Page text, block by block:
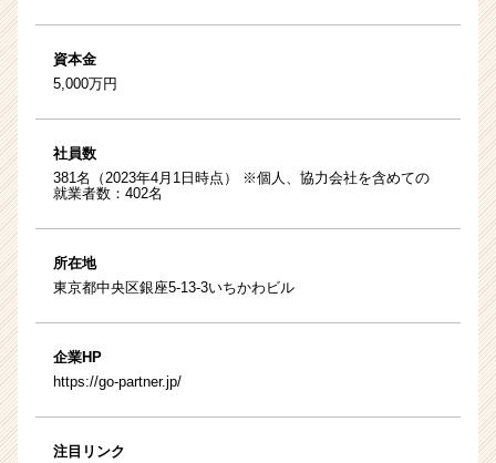
資本金
5,000万円
社員数
381名（2023年4月1日時点） ※個人、協力会社を含めての
就業者数：402名
所在地
東京都中央区銀座5-13-3いちかわビル
企業HP
https://go-partner.jp/
注目リンク